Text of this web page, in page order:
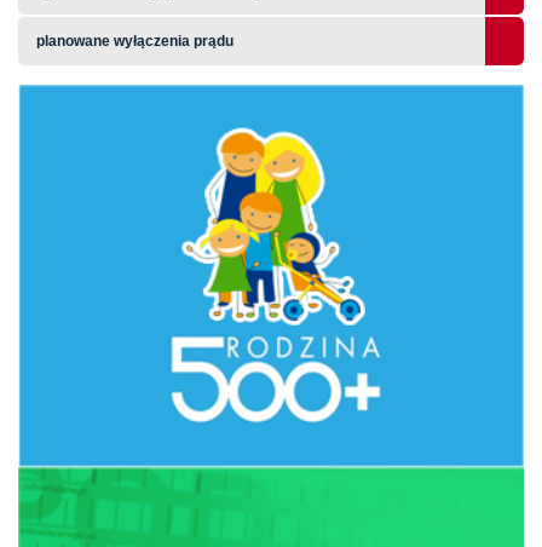
planowane wyłączenia prądu